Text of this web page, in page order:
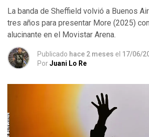
La banda de Sheffield volvió a Buenos
tres años para presentar More (2025)
alucinante en el Movistar Arena.
Publicado hace 2 meses el 17/06/
PorJuani Lo Re